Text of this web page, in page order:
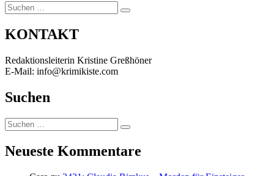
Suchen
nach:
Suchen
KONTAKT
Redaktionsleiterin Kristine Greßhöner
E-Mail: info@krimikiste.com
Suchen
Suchen
nach:
Suchen
Neueste Kommentare